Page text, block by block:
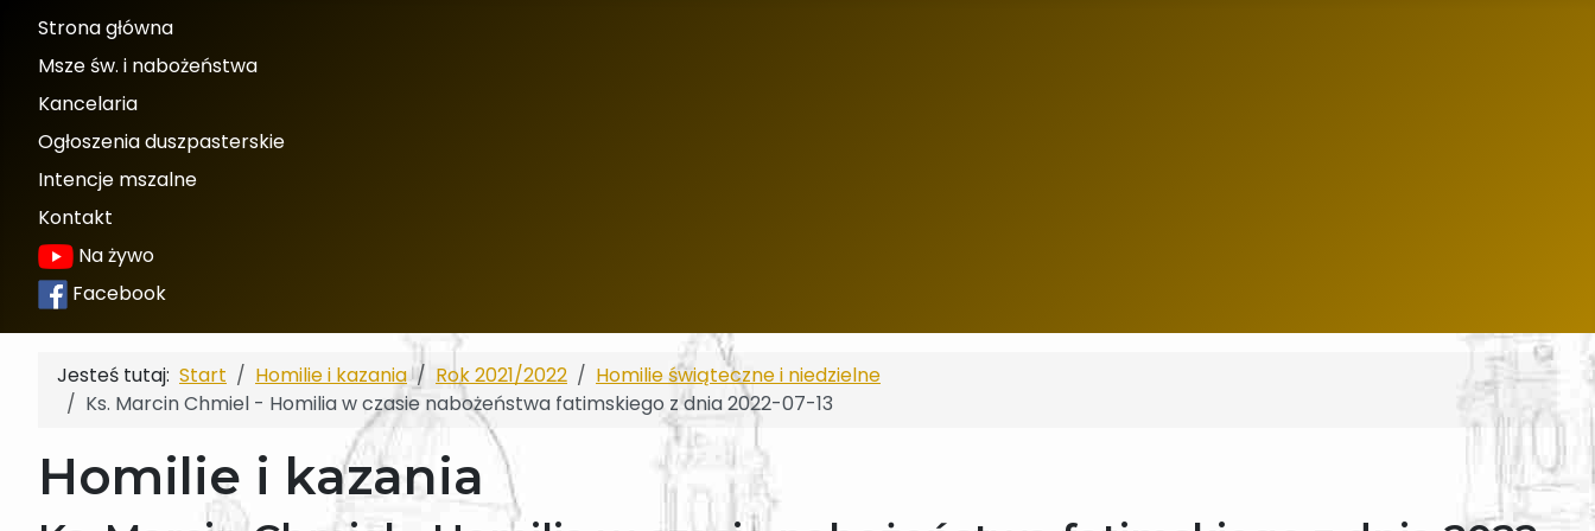
Strona główna
Msze św. i nabożeństwa
Kancelaria
Ogłoszenia duszpasterskie
Intencje mszalne
Kontakt
Na żywo
Facebook
Jesteś tutaj: Start Homilie i kazania Rok 2021/2022
Homilie świąteczne i niedzielne
Ks. Marcin Chmiel - Homilia w czasie nabożeństwa fatimskiego z dnia 2022-07-13
Homilie i kazania